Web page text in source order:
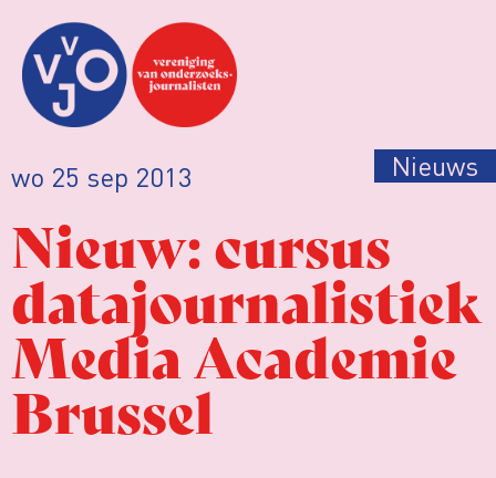
wo 25 sep 2013 Nieuws
Nieuw: cursus
datajournalistiek
Media Academie
Brussel